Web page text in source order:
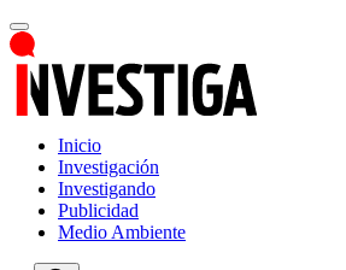
Inicio
Investigación
Investigando
Publicidad
Medio Ambiente